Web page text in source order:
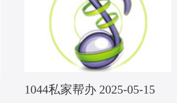
1044私家帮办 2025-05-15